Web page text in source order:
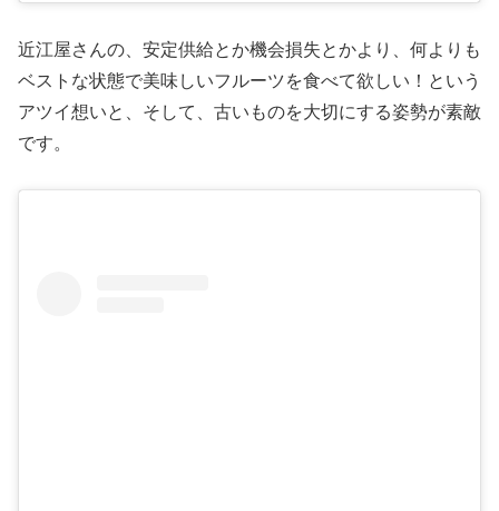
近江屋さんの、安定供給とか機会損失とかより、何よりも
ベストな状態で美味しいフルーツを食べて欲しい！という
アツイ想いと、そして、古いものを大切にする姿勢が素敵
です。